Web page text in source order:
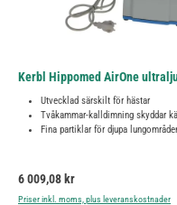
Kerbl Hippomed AirOne
Utvecklad särskilt för hästar
Tvåkammar-kalldimning skyddar
Fina partiklar för djupa
Ordinarie pris:
6 009,08 kr
Priser inkl. moms, plus leveranskostnader